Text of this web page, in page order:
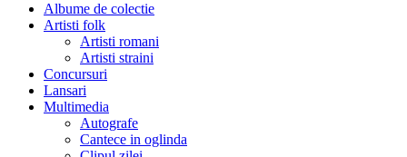
Albume de colectie
Artisti folk
Artisti romani
Artisti straini
Concursuri
Lansari
Multimedia
Autografe
Cantece in oglinda